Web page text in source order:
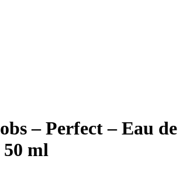
– Perfect – Eau de
ml